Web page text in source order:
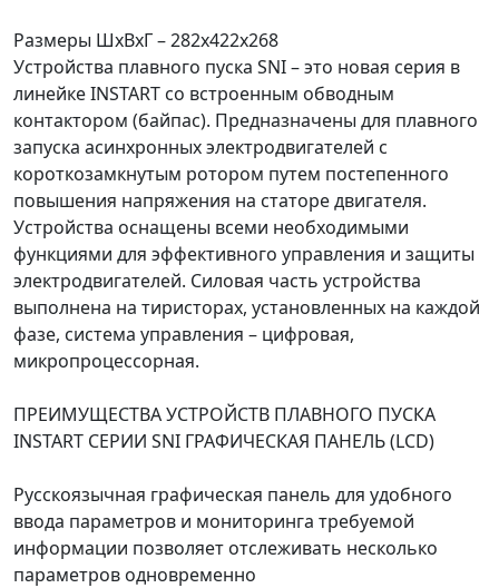
Размеры ШхВхГ – 282х422х268
Устройства плавного пуска SNI – это новая серия в
линейке INSTART со встроенным обводным
контактором (байпас). Предназначены для плавного
запуска асинхронных электродвигателей с
короткозамкнутым ротором путем постепенного
повышения напряжения на статоре двигателя.
Устройства оснащены всеми необходимыми
функциями для эффективного управления и защиты
электродвигателей. Силовая часть устройства
выполнена на тиристорах, установленных на каждой
фазе, система управления – цифровая,
микропроцессорная.
ПРЕИМУЩЕСТВА УСТРОЙСТВ ПЛАВНОГО ПУСКА
INSTART СЕРИИ SNI ГРАФИЧЕСКАЯ ПАНЕЛЬ (LCD)
Русскоязычная графическая панель для удобного
ввода параметров и мониторинга требуемой
информации позволяет отслеживать несколько
параметров одновременно